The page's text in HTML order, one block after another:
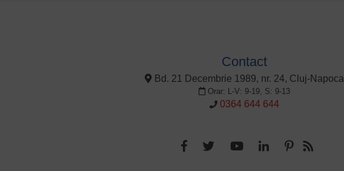
Contact
Bd. 21 Decembrie 1989, nr. 24, Cluj-Napoca
Orar: L-V: 9-19, S: 9-13
0364 644 644